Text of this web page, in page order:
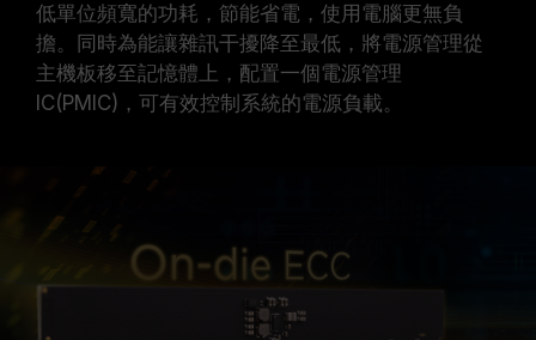
低單位頻寬的功耗，節能省電，使用電腦更無負
擔。同時為能讓雜訊干擾降至最低，將電源管理從
主機板移至記憶體上，配置一個電源管理
IC(PMIC)，可有效控制系統的電源負載。